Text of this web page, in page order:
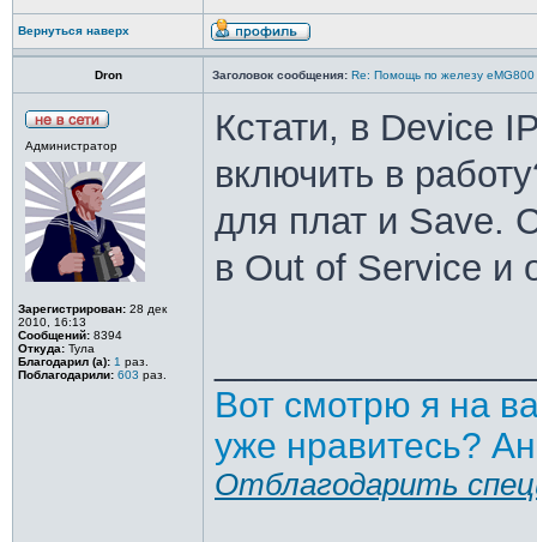
Вернуться наверх
Dron Заголовок сообщения: Re: Помощь по железу eMG800
Администратор
Зарегистрирован: 28 дек
2010, 16:13
Сообщений: 8394
Откуда: Тула
Благодарил (а): 1 раз.
Поблагодарили: 603 раз.
Кстати, в Device
включить в
для плат и Save.
в Out of Service и
Вот смотрю я на
уже нравитесь?
Отблагодарить